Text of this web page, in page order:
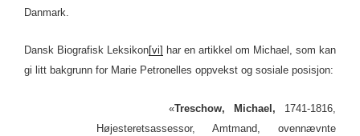
Danmark.
Dansk Biografisk Leksikon[vi] har en artikkel om Michael, som kan
gi litt bakgrunn for Marie Petronelles oppvekst og sosiale posisjon:
«Treschow, Michael, 1741-1816,
Højesteretsassessor, Amtmand, ovennævnte